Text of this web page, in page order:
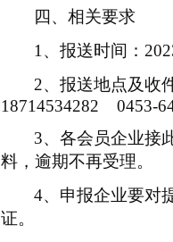
四、相关要求
1 、报送时间：
2、报送地点及收
18714534282
0453-
3、各会员企业接
料，逾期不再受理。
4、申报企业要对
证。